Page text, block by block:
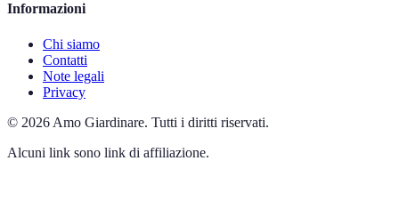
Informazioni
Chi siamo
Contatti
Note legali
Privacy
© 2026 Amo Giardinare. Tutti i diritti riservati.
Alcuni link sono link di affiliazione.